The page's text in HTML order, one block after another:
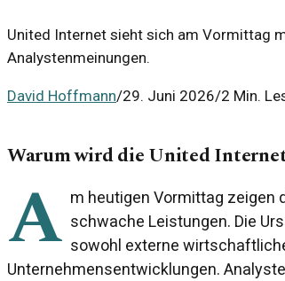
United Internet sieht sich am Vormittag
Analystenmeinungen.
David Hoffmann/29. Juni 2026/2 Min.
Warum wird die United
A m heutigen Vormittag zeigen
schwache Leistungen. Die
sowohl externe
Unternehmensentwicklungen.